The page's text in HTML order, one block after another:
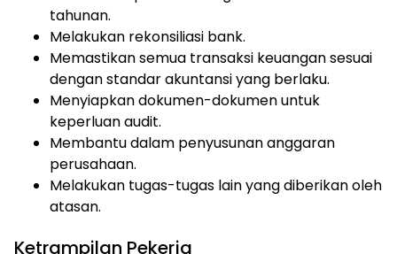
tahunan.
Melakukan rekonsiliasi bank.
Memastikan semua transaksi keuangan sesuai
dengan standar akuntansi yang berlaku.
Menyiapkan dokumen-dokumen untuk
keperluan audit.
Membantu dalam penyusunan anggaran
perusahaan.
Melakukan tugas-tugas lain yang diberikan oleh
atasan.
Ketrampilan Pekerja